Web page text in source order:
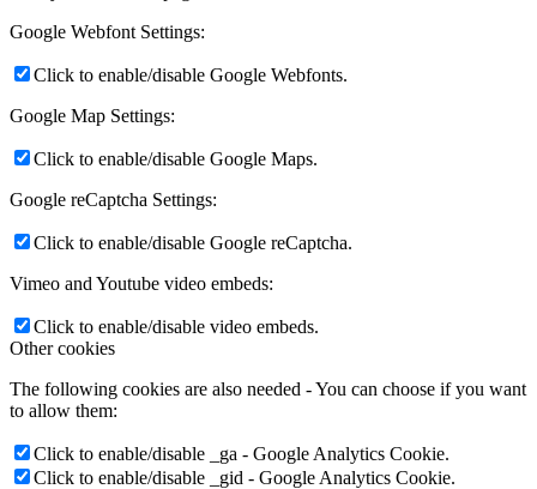
Google Webfont Settings:
Click to enable/disable Google Webfonts.
Google Map Settings:
Click to enable/disable Google Maps.
Google reCaptcha Settings:
Click to enable/disable Google reCaptcha.
Vimeo and Youtube video embeds:
Click to enable/disable video embeds.
Other cookies
The following cookies are also needed - You can choose if you want
to allow them:
Click to enable/disable _ga - Google Analytics Cookie.
Click to enable/disable _gid - Google Analytics Cookie.